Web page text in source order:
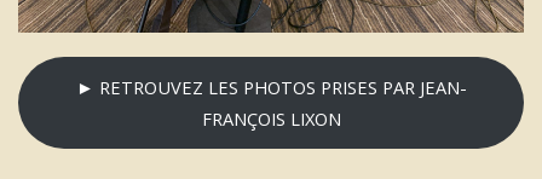
► RETROUVEZ LES PHOTOS PRISES PAR JEAN-
FRANÇOIS LIXON